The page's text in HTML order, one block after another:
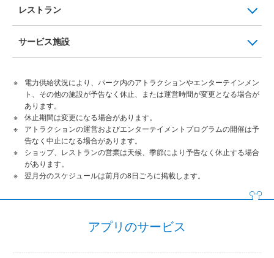
レストラン
サービス施設
電力供給状況により、パーク内のアトラクションやエンターテインメン
ト、その他の施設が予告なく休止、または運営時間が変更となる場合が
あります。
休止期間は変更になる場合があります。
アトラクションの運営およびエンターテイメントプログラムの開催は予
告なく中止になる場合があります。
ショップ、レストランの営業は天候、季節により予告なく休止する場合
があります。
翌月分のスケジュールは前月の8日ごろに掲載します。
アプリのサービス